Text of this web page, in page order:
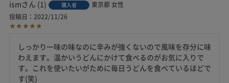
ism 1 購入者 東京都 女性
投稿日
2022/11/26
しっかり一味の味なのに辛みが強くないので風味を存分に味
わえます。温かいうどんにかけて食べるのがお気に入りで
す。これを使いたいがために毎日うどんを食べているほどで
す(笑)